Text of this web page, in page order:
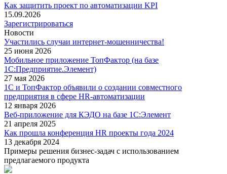
Как защитить проект по автоматизации KPI
15.09.2026
Зарегистрироваться
Новости
Участились случаи интернет-мошенничества!
25 июня 2026
Мобильное приложение ТопФактор (на базе
1С:Предприятие.Элемент)
27 мая 2026
1С и ТопФактор объявили о создании совместного
предприятия в сфере HR-автоматизации
12 января 2026
Веб-приложение для КЭДО на базе 1С:Элемент
21 апреля 2025
Как прошла конференция HR проекты года 2024
13 декабря 2024
Примеры решения бизнес-задач с использованием
предлагаемого продукта